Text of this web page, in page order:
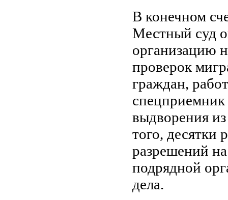
В конечном
Местный суд
организацию
проверок
граждан,
выдворения
того, десятки
разрешений
подрядной
дела.